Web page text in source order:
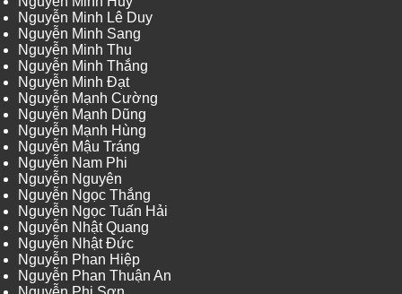
Nguyễn Minh Lê Duy
Nguyễn Minh Sang
Nguyễn Minh Thu
Nguyễn Minh Thắng
Nguyễn Minh Đạt
Nguyễn Mạnh Cường
Nguyễn Mạnh Dũng
Nguyễn Mạnh Hùng
Nguyễn Mậu Tráng
Nguyễn Nam Phi
Nguyễn Nguyên
Nguyễn Ngọc Thắng
Nguyễn Ngọc Tuấn Hải
Nguyễn Nhật Quang
Nguyễn Nhật Đức
Nguyễn Phan Hiệp
Nguyễn Phan Thuận An